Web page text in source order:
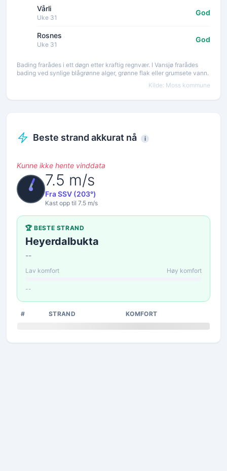
Vårli
Uke 31
God
Rosnes
Uke 31
God
Bading frarådes i ett døgn etter kraftig regnvær. I Vansjø frarådes
bading ved synlige blågrønne alger, grønne flak eller grumsete vann.
Kilde: Moss kommune
Beste strand akkurat nå i
Kunne ikke hente vinddata
7.5 m/s
Fra SSV (203°)
Kast opp til 7.5 m/s
🏆 BESTE STRAND
Heyerdalbukta
--
Lav komfort Høy komfort
--
# STRAND KOMFORT